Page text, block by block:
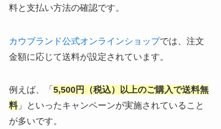
料と支払い方法の確認です。
カウブランド公式オンラインショップでは、注文
金額に応じて送料が設定されています。
例えば、「 5,500円（税込）以上のご購入で送料無
料」といったキャンペーンが実施されていること
が多いです。